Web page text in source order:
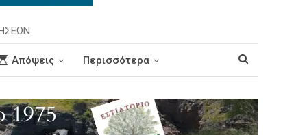
Απόψεις Περισσότερα